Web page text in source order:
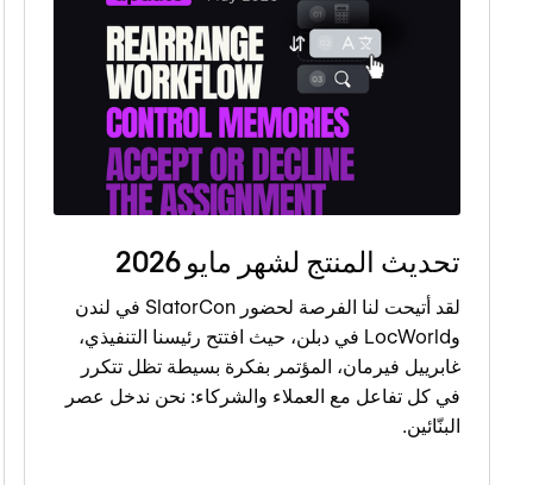
تحديث المنتج لشهر مايو 2026
لقد أتيحت لنا الفرصة لحضور SlatorCon في لندن
وLocWorld في دبلن، حيث افتتح رئيسنا التنفيذي،
غابرييل فيرمان، المؤتمر بفكرة بسيطة تظل تتكرر
في كل تفاعل مع العملاء والشركاء: نحن ندخل عصر
البنّائين.